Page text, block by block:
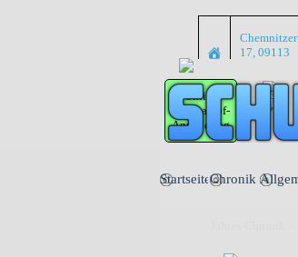
17, 09113
Online
Wettkampf-
Anmeldung
StartseiteChronik